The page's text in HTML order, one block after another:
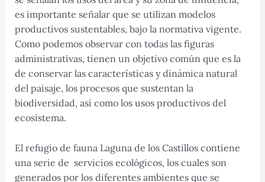
es importante señalar que se utilizan modelos
productivos sustentables, bajo la normativa vigente.
Como podemos observar con todas las figuras
administrativas, tienen un objetivo común que es la
de conservar las características y dinámica natural
del paisaje, los procesos que sustentan la
biodiversidad, así como los usos productivos del
ecosistema.
El refugio de fauna Laguna de los Castillos contiene
una serie de servicios ecológicos, los cuales son
generados por los diferentes ambientes que se